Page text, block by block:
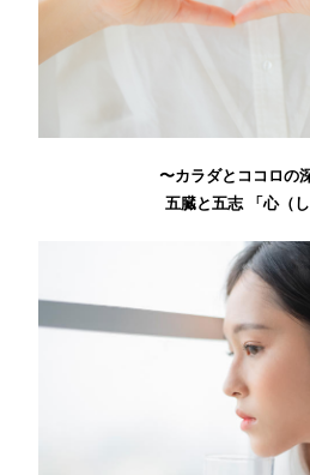
〜カラダとココロの
五臓と五志 「心（